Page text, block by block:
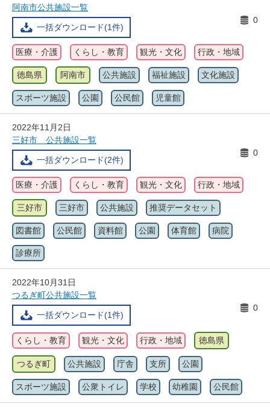
阿南市公共施設一覧
一括ダウンロード(1件)
0
医療・介護 くらし・教育 観光・文化 行政・地域
徳島県 阿南市 公共施設 福祉施設 文化施設
スポーツ施設 公園 公民館 児童館
2022年11月2日
三好市 公共施設一覧
一括ダウンロード(2件)
0
医療・介護 くらし・教育 観光・文化 行政・地域
三好市 三好市 公共施設 推奨データセット
図書館 公民館 資料館 公園 体育館 病院
診療所
2022年10月31日
つるぎ町公共施設一覧
一括ダウンロード(1件)
0
くらし・教育 観光・文化 行政・地域 徳島県
つるぎ町 公共施設 庁舎 支所 公園
スポーツ施設 公衆トイレ 学校 幼稚園 公民館